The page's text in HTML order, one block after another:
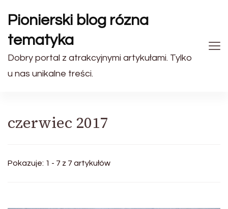
Pionierski blog rózna
tematyka
Dobry portal z atrakcyjnymi artykułami. Tylko
u nas unikalne treści.
czerwiec 2017
Pokazuje: 1 - 7 z 7 artykułów